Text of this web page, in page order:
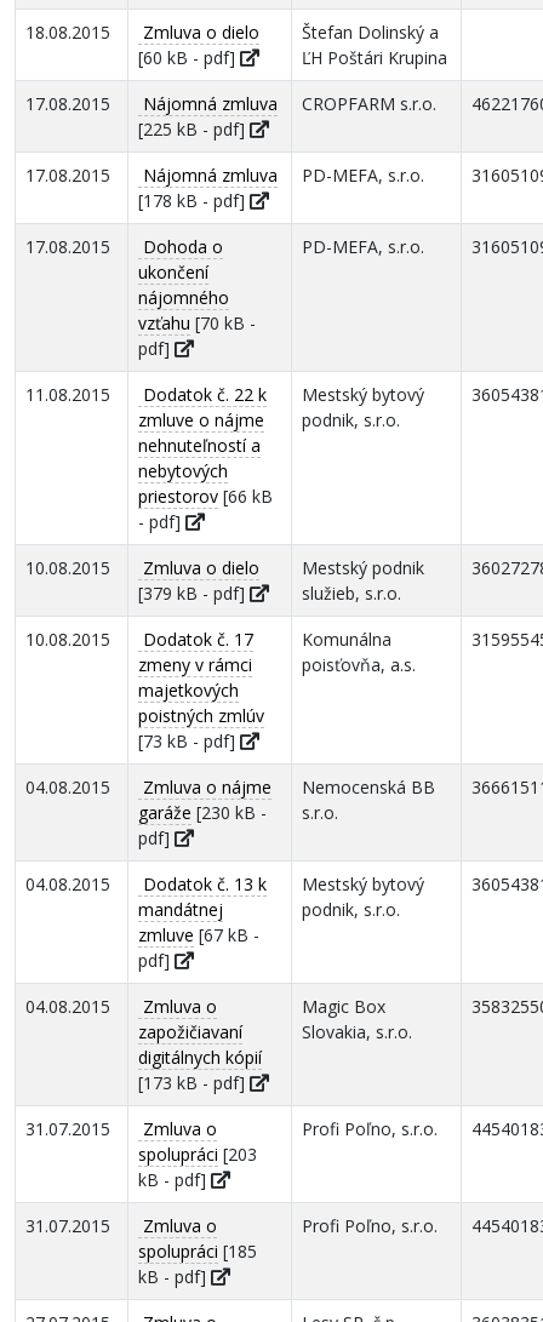
18.08.2015
Zmluva o dielo
[60 kB - pdf]
Štefan Dolinský a
ĽH Poštári Krupina
17.08.2015
Nájomná zmluva
[225 kB - pdf]
CROPFARM s.r.o.
17.08.2015
Nájomná zmluva
[178 kB - pdf]
PD-MEFA, s.r.o.
17.08.2015
Dohoda o
ukončení
nájomného
vzťahu [70 kB -
pdf]
PD-MEFA, s.r.o.
11.08.2015
Dodatok č. 22 k
zmluve o nájme
nehnuteľností a
nebytových
priestorov [66 kB
- pdf]
Mestský bytový
podnik, s.r.o.
10.08.2015
Zmluva o dielo
[379 kB - pdf]
Mestský podnik
služieb, s.r.o.
10.08.2015
Dodatok č. 17
zmeny v rámci
majetkových
poistných zmlúv
[73 kB - pdf]
Komunálna
poisťovňa, a.s.
04.08.2015
Zmluva o nájme
garáže [230 kB -
pdf]
Nemocenská BB
s.r.o.
04.08.2015
Dodatok č. 13 k
mandátnej
zmluve [67 kB -
pdf]
Mestský bytový
podnik, s.r.o.
04.08.2015
Zmluva o
zapožičiavaní
digitálnych kópií
[173 kB - pdf]
Magic Box
Slovakia, s.r.o.
31.07.2015
Zmluva o
spolupráci [203
kB - pdf]
Profi Poľno, s.r.o.
31.07.2015
Zmluva o
spolupráci [185
kB - pdf]
Profi Poľno, s.r.o.